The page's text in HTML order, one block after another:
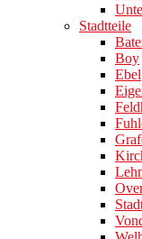
Stadtteile
Boy
Ebel